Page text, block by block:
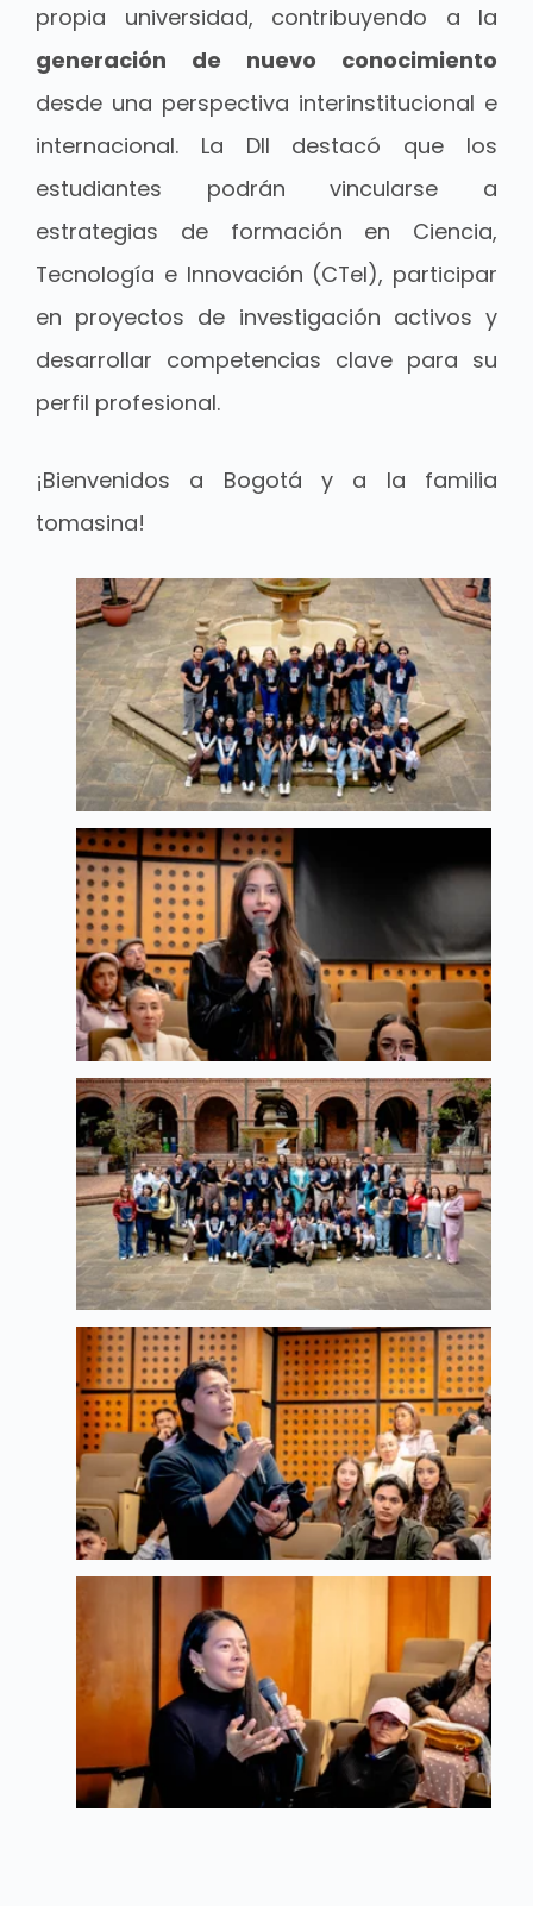
propia universidad, contribuyendo a la
generación de nuevo conocimiento
desde una perspectiva interinstitucional e
internacional. La DII destacó que los
estudiantes podrán vincularse a
estrategias de formación en Ciencia,
Tecnología e Innovación (CTeI), participar
en proyectos de investigación activos y
desarrollar competencias clave para su
perfil profesional.
¡Bienvenidos a Bogotá y a la familia
tomasina!